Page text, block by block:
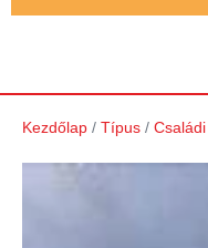
Kezdőlap / Típus /